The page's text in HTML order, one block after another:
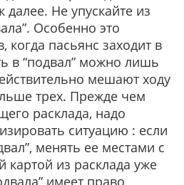
далее. Не упускайте из
Особенно это
когда пасьянс заходит в
в “подвал” можно лишь
мешают ходу
трех. Прежде чем
расклада, надо
ситуацию : если
менять ее местами с
картой из расклада уже
имеет право